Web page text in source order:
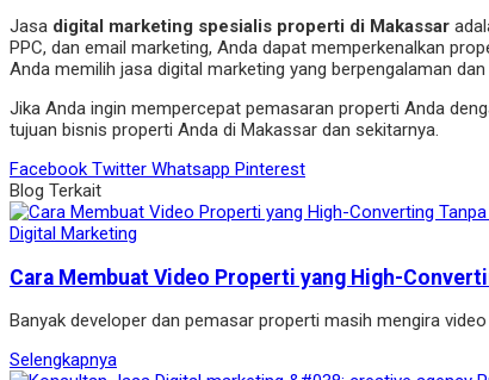
Jasa digital marketing spesialis properti di Makassar
PPC, dan email marketing, Anda dapat memperkenalkan
Anda memilih jasa digital marketing yang berpengalaman
Jika Anda ingin mempercepat pemasaran properti Anda
tujuan bisnis properti Anda di Makassar dan sekitarnya.
Facebook Twitter Whatsapp Pinterest
Blog Terkait
Digital Marketing
Cara Membuat Video Properti yang High-
Banyak developer dan pemasar properti masih mengira
Selengkapnya